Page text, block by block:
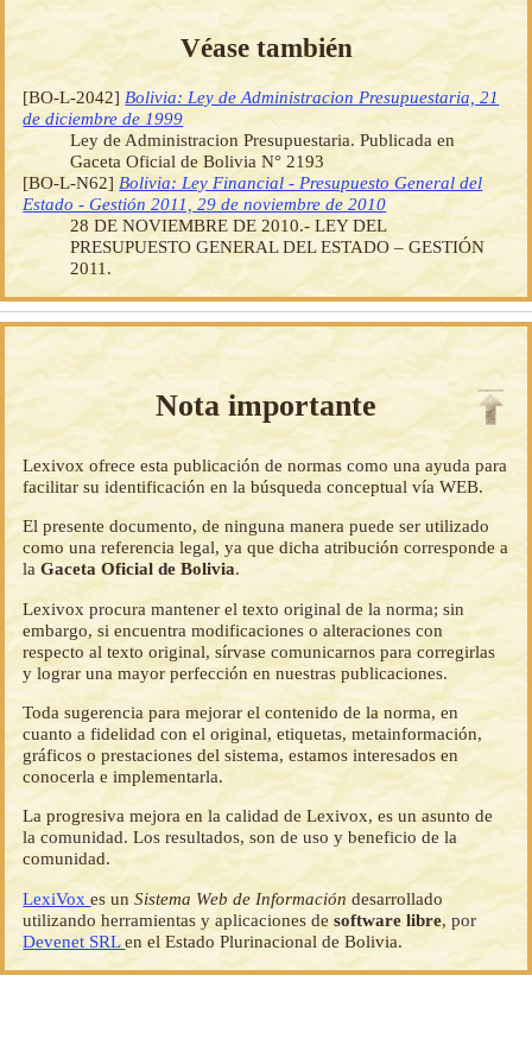
Véase también
[BO-L-2042] Bolivia: Ley de Administracion Presupuestaria, 21
de diciembre de 1999
Ley de Administracion Presupuestaria. Publicada en
Gaceta Oficial de Bolivia N° 2193
[BO-L-N62] Bolivia: Ley Financial - Presupuesto General del
Estado - Gestión 2011, 29 de noviembre de 2010
28 DE NOVIEMBRE DE 2010.- LEY DEL
PRESUPUESTO GENERAL DEL ESTADO – GESTIÓN
2011.
Nota importante
Lexivox ofrece esta publicación de normas como una ayuda para
facilitar su identificación en la búsqueda conceptual vía WEB.
El presente documento, de ninguna manera puede ser utilizado
como una referencia legal, ya que dicha atribución corresponde a
laGaceta Oficial de Bolivia.
Lexivox procura mantener el texto original de la norma; sin
embargo, si encuentra modificaciones o alteraciones con
respecto al texto original, sírvase comunicarnos para corregirlas
y lograr una mayor perfección en nuestras publicaciones.
Toda sugerencia para mejorar el contenido de la norma, en
cuanto a fidelidad con el original, etiquetas, metainformación,
gráficos o prestaciones del sistema, estamos interesados en
conocerla e implementarla.
La progresiva mejora en la calidad de Lexivox, es un asunto de
la comunidad. Los resultados, son de uso y beneficio de la
comunidad.
LexiVoxes unSistema Web de Información desarrollado
utilizando herramientas y aplicaciones desoftware libre, por
Devenet SRLen el Estado Plurinacional de Bolivia.